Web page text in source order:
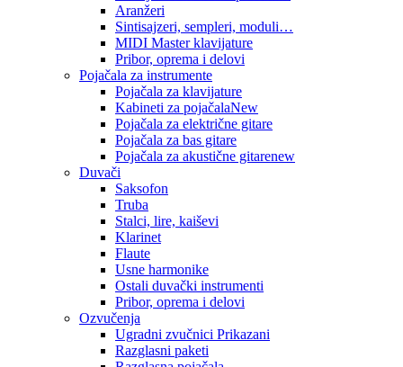
Aranžeri
Sintisajzeri, sempleri, moduli…
MIDI Master klavijature
Pribor, oprema i delovi
Pojačala za instrumente
Pojačala za klavijature
Kabineti za pojačalaNew
Pojačala za električne gitare
Pojačala za bas gitare
Pojačala za akustične gitarenew
Duvači
Saksofon
Truba
Stalci, lire, kaiševi
Klarinet
Flaute
Usne harmonike
Ostali duvački instrumenti
Pribor, oprema i delovi
Ozvučenja
Ugradni zvučnici Prikazani
Razglasni paketi